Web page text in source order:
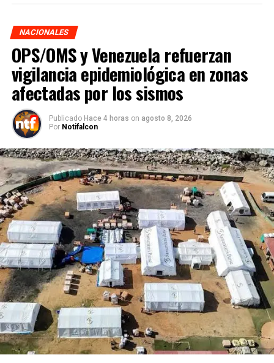
NACIONALES
OPS/OMS y Venezuela refuerzan
vigilancia epidemiológica en zonas
afectadas por los sismos
Publicado Hace 4 horas on agosto 8, 2026
Por Notifalcon